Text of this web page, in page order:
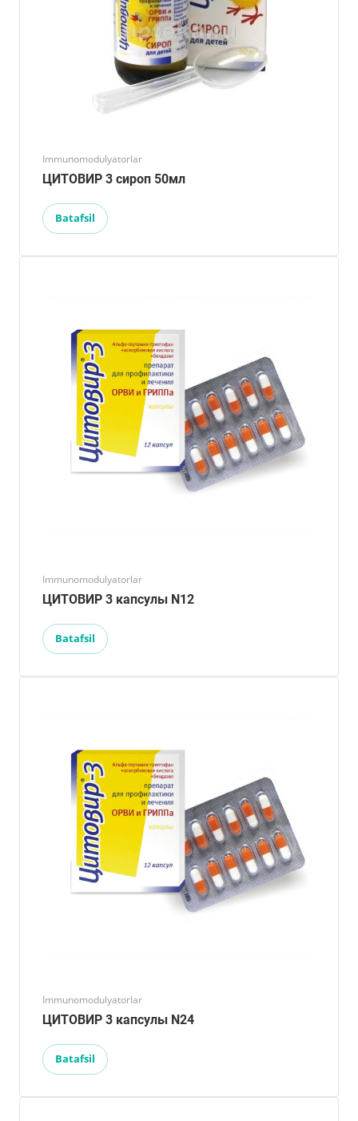
Immunomodulyatorlar
ЦИТОВИР 3 сироп 50мл
Batafsil
Immunomodulyatorlar
ЦИТОВИР 3 капсулы N12
Batafsil
Immunomodulyatorlar
ЦИТОВИР 3 капсулы N24
Batafsil